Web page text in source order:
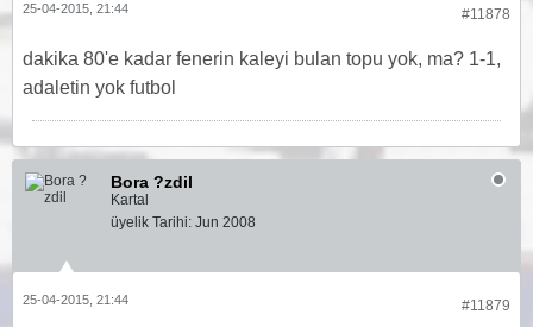
#11878
25-04-2015, 21:44
dakika 80'e kadar fenerin kaleyi bulan topu yok, ma? 1-1,
adaletin yok futbol
Bora ?zdil
Kartal
üyelik Tarihi: Jun 2008
#11879
25-04-2015, 21:44